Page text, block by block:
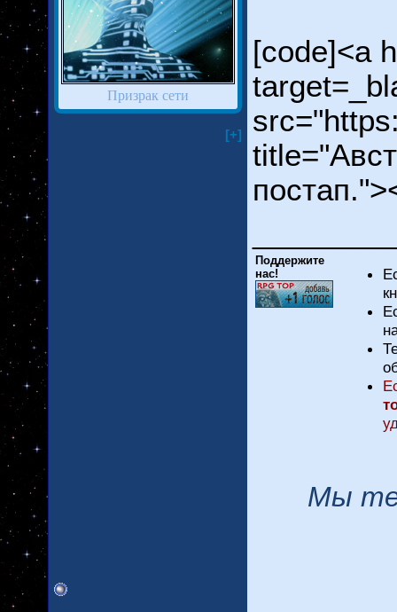
Призрак сети
[+]
[code]<a
Поддержите
нас!
Мы